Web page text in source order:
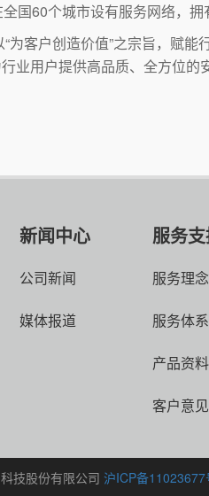
国60个城市设有服务网络，
客户创造价值”之宗旨，赋能行
业用户提供高品质、全方位
新闻中心
公司新闻
媒体报道
服务
服务理念
服务体
产品资
客户意
技股份有限公司 沪ICP备11023677